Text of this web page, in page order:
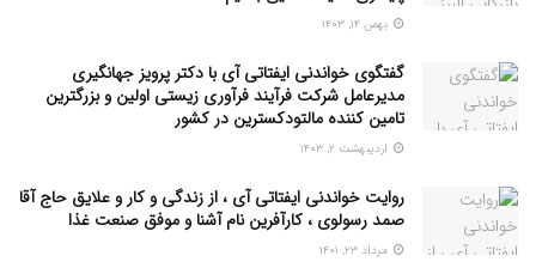
بهمن ۱۴, ۱۴۰۳
گفتگوی خواندنی ایفتاتی آی با دکتر پرویز جهانگیری
مدیرعامل شرکت فرآیند فرآوری زیستی اولین و بزرگترین
تامین کننده مالتودکسترین در کشور
اردیبهشت ۲, ۱۴۰۳
روایت خواندنی ایفتاتی آی ، از زندگی و کار و علایق حاج آقا
صمد رسولوی ، کارآفرین نام آشنا و موفق صنعت غذا
مرداد ۲۳, ۱۴۰۱